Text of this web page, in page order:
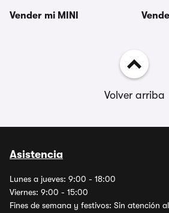
Vender mi MINI
Volver arriba
Asistencia
Lunes a jueves: 9:00 - 18:00
Viernes: 9:00 - 15:00
Fines de semana y festivos: Sin atención